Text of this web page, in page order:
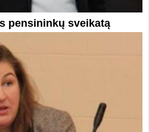
pensininkų sveikatą